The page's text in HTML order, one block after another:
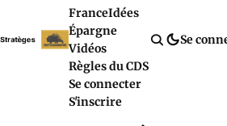
FranceIdées
Épargne
Vidéos
Règles du CDS
Se connecter
S'inscrire
Se